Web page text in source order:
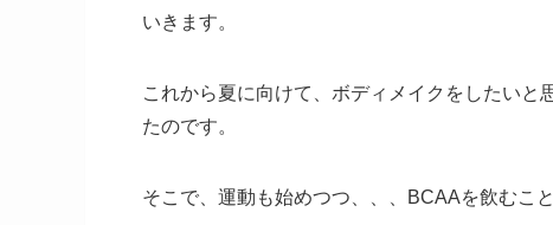
いきます。
これから夏に向けて、ボディメイクをしたい
たのです。
そこで、運動も始めつつ、、、BCAAを飲むこ